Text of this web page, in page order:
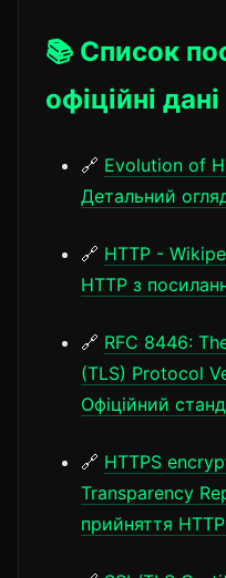
📚 Список
офіційні дані
🔗 Evolution of
Детальний
🔗 HTTP -
HTTP з
🔗 RFC 8446:
(TLS) Protocol
Офіційний
🔗 HTTPS
Transparency
прийняття